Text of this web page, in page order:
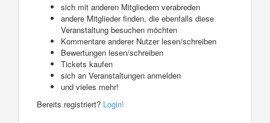
sich mit anderen Mitgliedern verabreden
andere Mitglieder finden, die ebenfalls diese
Veranstaltung besuchen möchten
Kommentare anderer Nutzer lesen/schreiben
Bewertungen lesen/schreiben
Tickets kaufen
sich an Veranstaltungen anmelden
und vieles mehr!
Bereits registriert? Login!